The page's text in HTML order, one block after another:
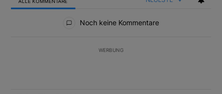
Noch keine Kommentare
WERBUNG